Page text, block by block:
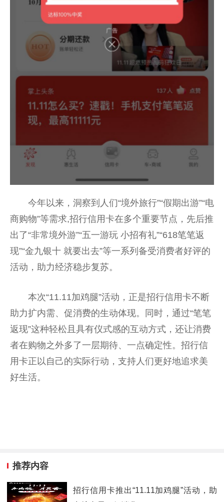
今年以来，洞察到人们“境外旅行”“假期出游”“电
商购物”等需求,招行信用卡在多个重要节点，先后推
出了“非常境外游”“五一游玩 小招有礼”“618笔笔返
现”“金九银十 就要出去”等一系列备受消费者好评的
活动，助力经济稳步复苏。
本次“11.11加鸡腿”活动，正是招行信用卡不断
助力扩内需、促消费的生动体现。同时，通过“笔笔
返现”这种轻松且具有仪式感的互动方式，还让消费
者在购物之外多了一层期待、一点确定性。招行信
用卡正以自己的实际行动，支持人们更好地追求美
好生活。
推荐内容
招行信用卡推出“11.11加鸡腿”活动，助